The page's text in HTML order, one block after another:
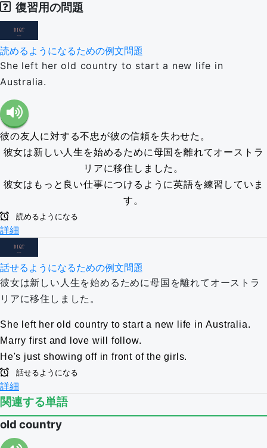
復習用の問題
読めるようになるための例文問題
She left her old country to start a new life in
Australia.
彼の友人に対する不忠が彼の信頼を失わせた。
彼女は新しい人生を始めるために母国を離れてオーストラ
リアに移住しました。
彼女はもっと良い仕事につけるように英語を練習していま
す。
読めるようになる
詳細
話せるようになるための例文問題
彼女は新しい人生を始めるために母国を離れてオーストラ
リアに移住しました。
She left her old country to start a new life in Australia.
Marry first and love will follow.
He's just showing off in front of the girls.
話せるようになる
詳細
関連する単語
old country